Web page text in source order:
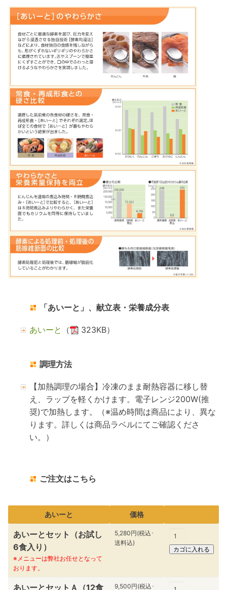
「あいーと」、献立表・栄養成分表
あいーと （ 323KB）
調理方法
【加熱調理の場合】冷凍のまま耐熱容器に移し替
え、ラップを軽くかけます。電子レンジ200W(推
奨)で加熱します。（※温め時間は商品により、異な
ります。詳しくは商品ラベルにてご確認くださ
い。）
ご注文はこちら
あいーと 価格
あいーとセット（お試し
6食入り）
※メニューは弊社お任せとなって
おります。
5,280円(税込･
送料込)
あいーとセットＡ（12食 9,500円(税込･